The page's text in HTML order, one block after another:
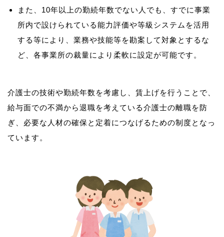
また、10年以上の勤続年数でない人でも、すでに事業
所内で設けられている能力評価や等級システムを活用
する等により、業務や技能等を勘案して対象とするな
ど、各事業所の裁量により柔軟に設定が可能です。
介護士の技術や勤続年数を考慮し、賃上げを行うことで、
給与面での不満から退職を考えている介護士の離職を防
ぎ、必要な人材の確保と定着につなげるための制度となっ
ています。